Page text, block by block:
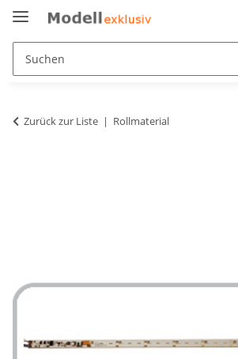
Zurück zur Liste Rollmaterial